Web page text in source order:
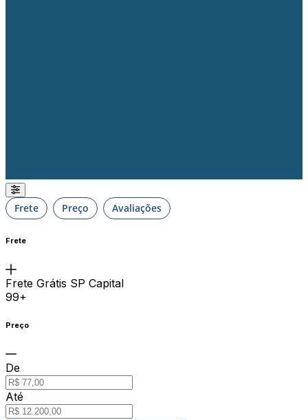
Frete Preço Avaliações
Frete
Frete Grátis SP Capital
99+
Preço
De
Até